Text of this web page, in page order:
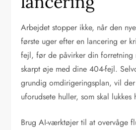
Arbejdet stopper ikke, når den
første uger efter en lancering er
fejl, før de påvirker din forretning
skarpt øje med dine 404-fejl.
grundig omdirigeringsplan, vil
uforudsete huller, som skal lukkes
Brug AI-værktøjer til at overvåge